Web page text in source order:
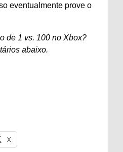
eventualmente prove o
de 1 vs. 100 no Xbox?
abaixo.
X